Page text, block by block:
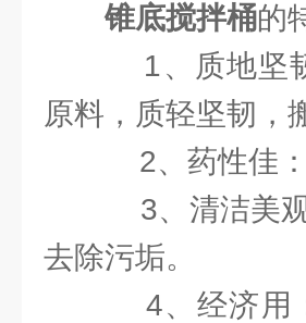
锥底搅拌桶的
1、质地坚
原料，质轻坚韧
2、药性佳
3、清洁美
去除污垢。
4、经济用